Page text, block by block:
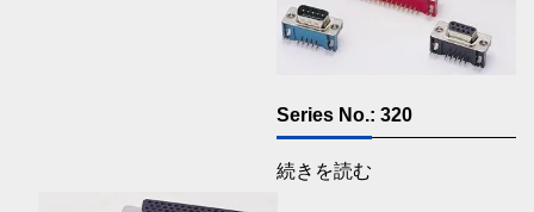
Series No.: 320
続きを読む